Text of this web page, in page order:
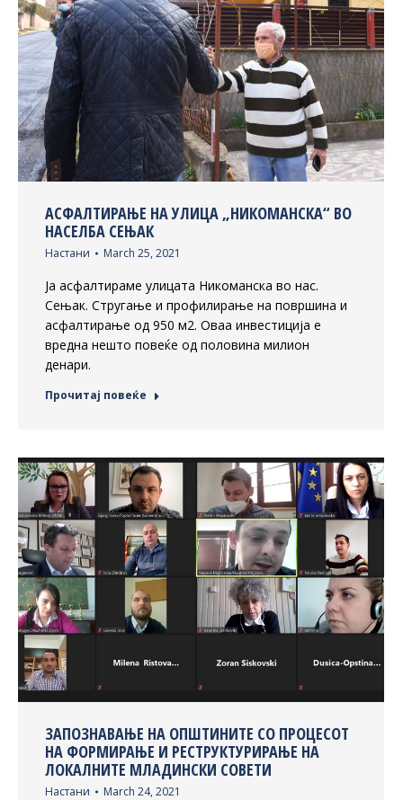
АСФАЛТИРАЊЕ НА УЛИЦА „НИКОМАНСКА“ ВО
НАСЕЛБА СЕЊАК
Настани March 25, 2021
Ја асфалтираме улицата Никоманска во нас.
Сењак. Стругање и профилирање на површина и
асфалтирање од 950 м2. Оваа инвестиција е
вредна нешто повеќе од половина милион
денари.
Прочитај повеќе
ЗАПОЗНАВАЊЕ НА ОПШТИНИТЕ СО ПРОЦЕСОТ
НА ФОРМИРАЊЕ И РЕСТРУКТУРИРАЊЕ НА
ЛОКАЛНИТЕ МЛАДИНСКИ СОВЕТИ
Настани March 24, 2021